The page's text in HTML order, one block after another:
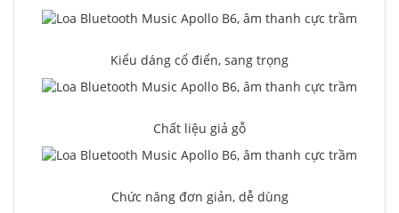
Kiểu dáng cổ điển, sang trọng
Chất liệu giả gỗ
Chức năng đơn giản, dễ dùng